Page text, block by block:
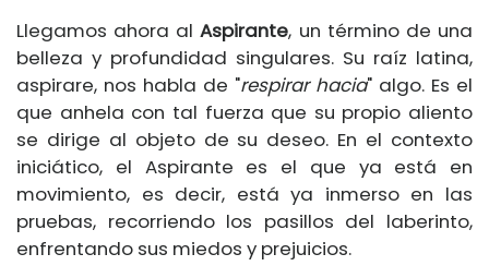
Llegamos ahora alAspirante, un término de una
belleza y profundidad singulares. Su raíz latina,
aspirare, nos habla de "respirar hacia" algo. Es el
que anhela con tal fuerza que su propio aliento
se dirige al objeto de su deseo. En el contexto
iniciático, el Aspirante es el que ya está en
movimiento, es decir, está ya inmerso en las
pruebas, recorriendo los pasillos del laberinto,
enfrentando sus miedos y prejuicios.